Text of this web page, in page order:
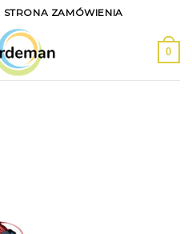
STRONA ZAMÓWIENIA
0